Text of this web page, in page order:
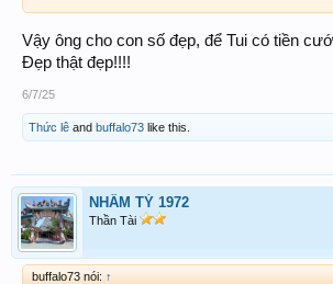
Vậy ông cho con số đẹp, để Tui có tiền
Đẹp thật đẹp!!!!
6/7/25
Thức lê and buffalo73 like this.
NHÂM TÝ 1972
Thần Tài
buffalo73 nói: ↑